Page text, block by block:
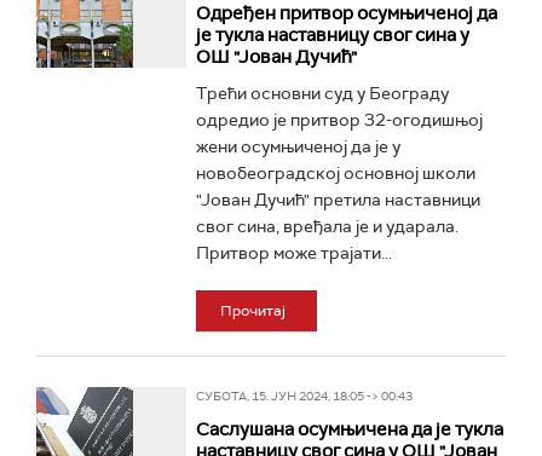
Одређен притвор осумњиченој да
је тукла наставницу свог сина у
ОШ "Јован Дучић"
Трећи основни суд у Београду
одредио је притвор 32-огодишњој
жени осумњиченој да је у
новобеоградској основној школи
"Јован Дучић" претила наставници
свог сина, вређала је и ударала.
Притвор може трајати...
Прочитај
СУБОТА, 15. ЈУН 2024, 18:05 -> 00:43
Саслушана осумњичена да је тукла
наставницу свог сина у ОШ "Јован